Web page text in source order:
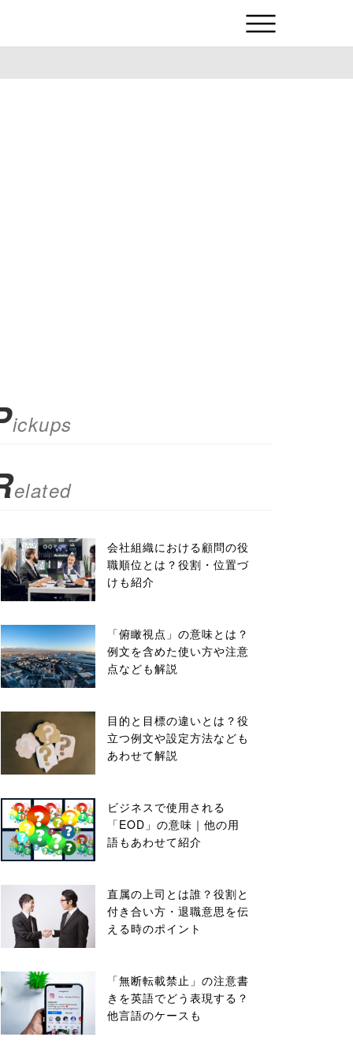
ickups
elated
会社組織における顧問の役
職順位とは？役割・位置づ
けも紹介
「俯瞰視点」の意味とは？
例文を含めた使い方や注意
点なども解説
目的と目標の違いとは？役
立つ例文や設定方法なども
あわせて解説
ビジネスで使用される
「EOD」の意味｜他の用
語もあわせて紹介
直属の上司とは誰？役割と
付き合い方・退職意思を伝
える時のポイント
「無断転載禁止」の注意書
きを英語でどう表現する？
他言語のケースも